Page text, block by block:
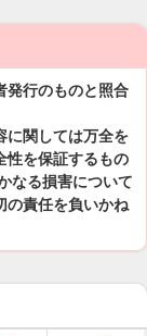
発行のものと照合
に関しては万全を
性を保証するもの
なる損害について
の責任を負いかね